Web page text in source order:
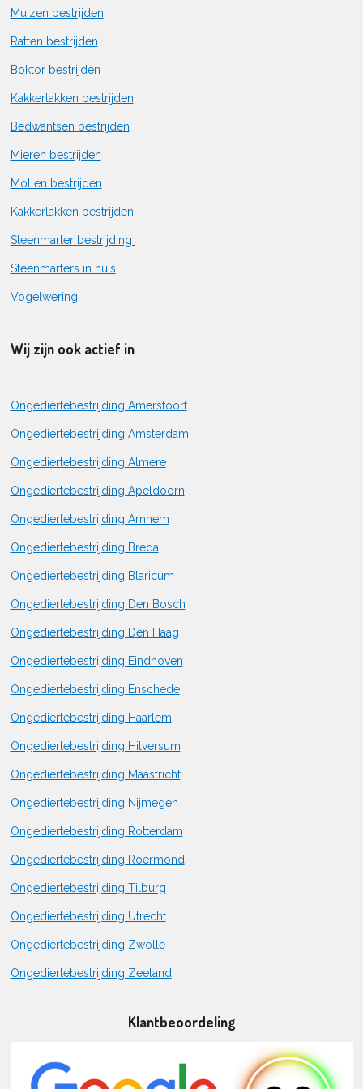
Muizen bestrijden
Ratten bestrijden
Boktor bestrijden
Kakkerlakken bestrijden
Bedwantsen bestrijden
Mieren bestrijden
Mollen bestrijden
Kakkerlakken bestrijden
Steenmarter bestrijding
Steenmarters in huis
Vogelwering
Wij zijn ook actief in
Ongediertebestrijding Amersfoort
Ongediertebestrijding Amsterdam
Ongediertebestrijding Almere
Ongediertebestrijding Apeldoorn
Ongediertebestrijding Arnhem
Ongediertebestrijding Breda
Ongediertebestrijding Blaricum
Ongediertebestrijding Den Bosch
Ongediertebestrijding Den Haag
Ongediertebestrijding Eindhoven
Ongediertebestrijding Enschede
Ongediertebestrijding Haarlem
Ongediertebestrijding Hilversum
Ongediertebestrijding Maastricht
Ongediertebestrijding Nijmegen
Ongediertebestrijding Rotterdam
Ongediertebestrijding Roermond
Ongediertebestrijding Tilburg
Ongediertebestrijding Utrecht
Ongediertebestrijding Zwolle
Ongediertebestrijding Zeeland
Klantbeoordeling